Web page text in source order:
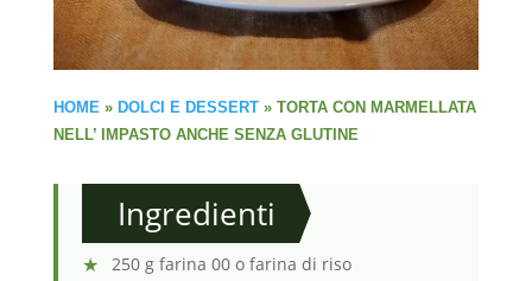
HOME » DOLCI E DESSERT» TORTA CON MARMELLATA
NELL’ IMPASTO ANCHE SENZA GLUTINE
Ingredienti
250 g farina 00 o farina di riso